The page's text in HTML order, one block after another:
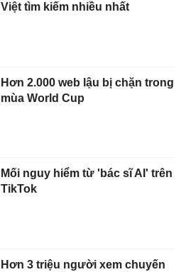
Việt tìm kiếm nhiều nhất
Hơn 2.000 web lậu bị chặn trong
mùa World Cup
Mối nguy hiểm từ 'bác sĩ AI' trên
TikTok
Hơn 3 triệu người xem chuyến